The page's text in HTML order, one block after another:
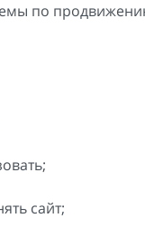
по
сайт;